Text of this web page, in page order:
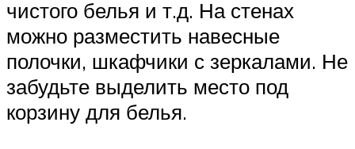
чистого белья и т.д. На стенах
можно разместить навесные
полочки, шкафчики с зеркалами. Не
забудьте выделить место под
корзину для белья.